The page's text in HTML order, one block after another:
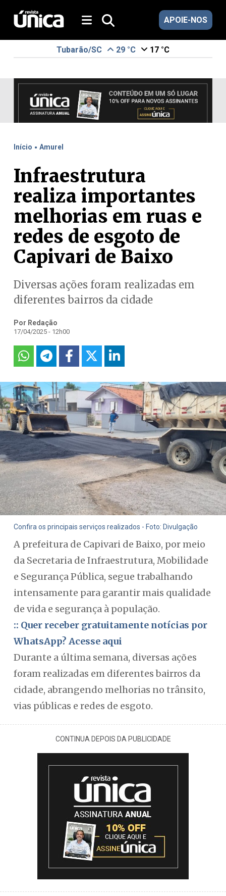
APOIE-NOS
Tubarão/SC 29 °C 17 °C
Início . Amurel
Infraestrutura
realiza importantes
melhorias em ruas e
redes de esgoto de
Capivari de Baixo
Diversas ações foram realizadas em
diferentes bairros da cidade
Por Redação
17/04/2025 - 12h00
Confira os principais serviços realizados - Foto: Divulgação
A prefeitura de Capivari de Baixo, por meio
da Secretaria de Infraestrutura, Mobilidade
e Segurança Pública, segue trabalhando
intensamente para garantir mais qualidade
de vida e segurança à população.
:: Quer receber gratuitamente notícias por
WhatsApp? Acesse aqui
Durante a última semana, diversas ações
foram realizadas em diferentes bairros da
cidade, abrangendo melhorias no trânsito,
vias públicas e redes de esgoto.
CONTINUA DEPOIS DA PUBLICIDADE